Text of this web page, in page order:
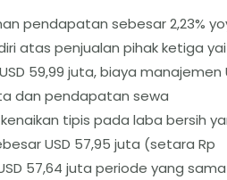
pendapatan sebesar 2,23%
atas penjualan pihak ketiga
59,99 juta, biaya manajemen
dan pendapatan sewa
kenaikan tipis pada laba bersih
USD 57,95 juta (setara Rp
57,64 juta periode yang sama